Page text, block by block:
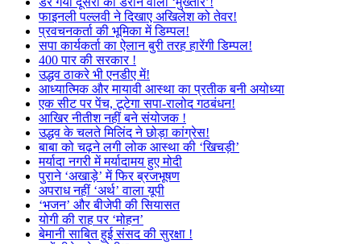
फाइनली पल्लवी ने दिखाए अखिलेश को तेवर!
प्रवचनकर्ता की भूमिका में डिम्पल!
सपा कार्यकर्ता का ऐलान बुरी तरह हारेंगी डिम्पल!
400 पार की सरकार !
उद्धव ठाकरे भी एनडीए में!
आध्यात्मिक और मायावी आस्था का प्रतीक बनी अयोध्या
एक सीट पर पेंच, टूटेगा सपा-रालोद गठबंधन!
आखिर नीतीश नहीं बने संयोजक !
उद्धव के चलते मिलिंद ने छोड़ा कांग्रेस!
बाबा को चढ़ने लगी लोक आस्था की ‘खिचड़ी’
मर्यादा नगरी में मर्यादामय हुए मोदी
पुराने ‘अखाड़े’ में फिर ब्रजभूषण
अपराध नहीं ‘अर्थ’ वाला यूपी
‘भजन’ और बीजेपी की सियासत
योगी की राह पर ‘मोहन’
बेमानी साबित हुई संसद की सुरक्षा !